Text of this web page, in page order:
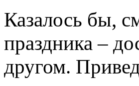
Казалось бы,
праздника –
другом.